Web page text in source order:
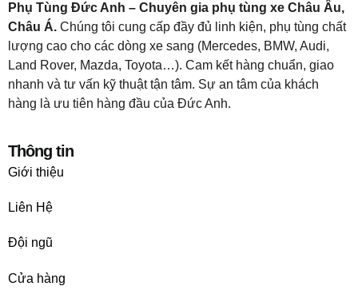
Phụ Tùng Đức Anh – Chuyên gia phụ tùng xe Châu Âu,
Châu Á. Chúng tôi cung cấp đầy đủ linh kiện, phụ tùng chất
lượng cao cho các dòng xe sang (Mercedes, BMW, Audi,
Land Rover, Mazda, Toyota…). Cam kết hàng chuẩn, giao
nhanh và tư vấn kỹ thuật tận tâm. Sự an tâm của khách
hàng là ưu tiên hàng đầu của Đức Anh.
Thông tin
Giới thiệu
Liên Hệ
Đội ngũ
Cửa hàng